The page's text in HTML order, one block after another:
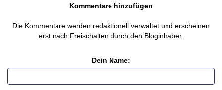
Kommentare hinzufügen
Die Kommentare werden redaktionell verwaltet und erscheinen
erst nach Freischalten durch den Bloginhaber.
Dein Name: